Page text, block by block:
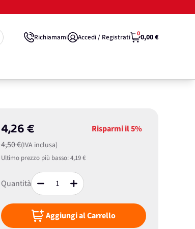
Richiamami Accedi / Registrati 00,00 €
4,26 €
4,50 €(IVA inclusa)
Risparmi il5%
Ultimo prezzo più basso:4,19 €
Quantità
Aggiungi al Carrello